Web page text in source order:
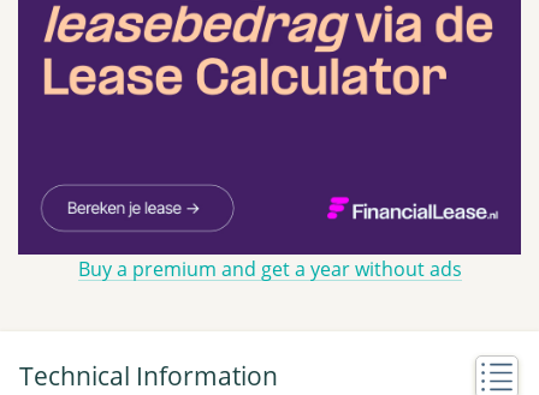
Buy a premium and get a year without ads
Technical Information